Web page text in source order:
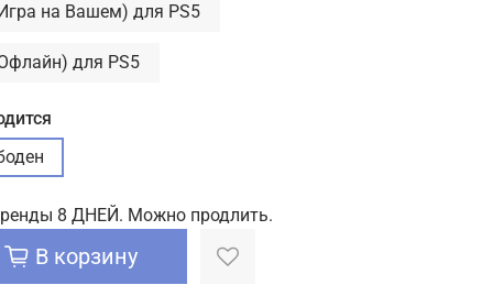
на Вашем) для PS5
для PS5
8 ДНЕЙ. Можно продлить.
В корзину